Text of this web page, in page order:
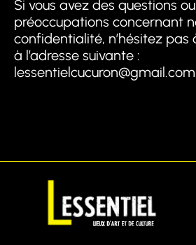
Si vous avez des questions
préoccupations concernant
confidentialité, n’hésitez
à l’adresse suivante :
lessentielcucuron@gmail.com